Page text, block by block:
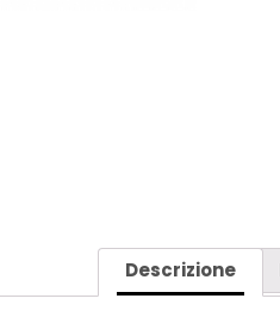
Descrizione